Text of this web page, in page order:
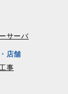
サーバ
店舗
事